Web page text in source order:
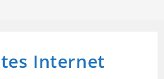
Internet